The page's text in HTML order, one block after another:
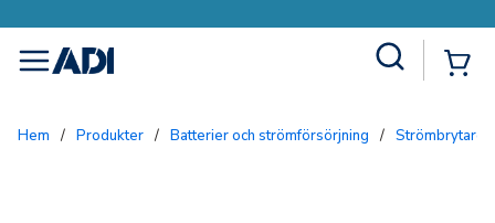
menu
Hem / Produkter / Batterier och strömförsörjning / Strömbrytare